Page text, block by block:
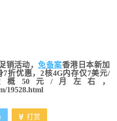
销活动，免备案香港日本新加
折优惠，2核4G内存仅7美元/
概50元/月左右，
19528.html
打赏